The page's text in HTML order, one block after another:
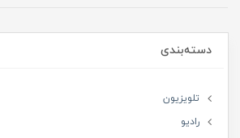
دسته‌بندی
تلویزیون
رادیو